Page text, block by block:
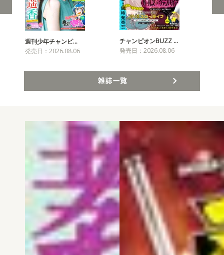
週刊少年チャンピ…
発売日：2026.08.06
チャンピオンBUZZ …
発売日：2026.08.06